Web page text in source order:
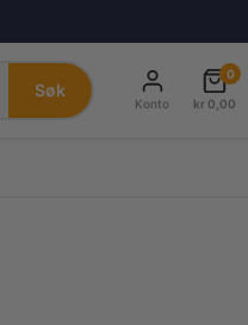
Søk
Konto
0
kr 0,00